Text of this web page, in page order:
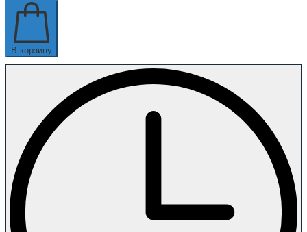
В корзину